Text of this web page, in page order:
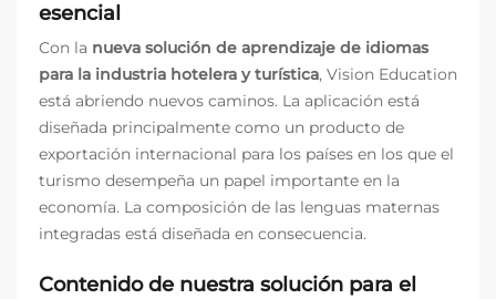
esencial
Con la nueva solución de aprendizaje de idiomas
para la industria hotelera y turística, Vision Education
está abriendo nuevos caminos. La aplicación está
diseñada principalmente como un producto de
exportación internacional para los países en los que el
turismo desempeña un papel importante en la
economía. La composición de las lenguas maternas
integradas está diseñada en consecuencia.
Contenido de nuestra solución para el